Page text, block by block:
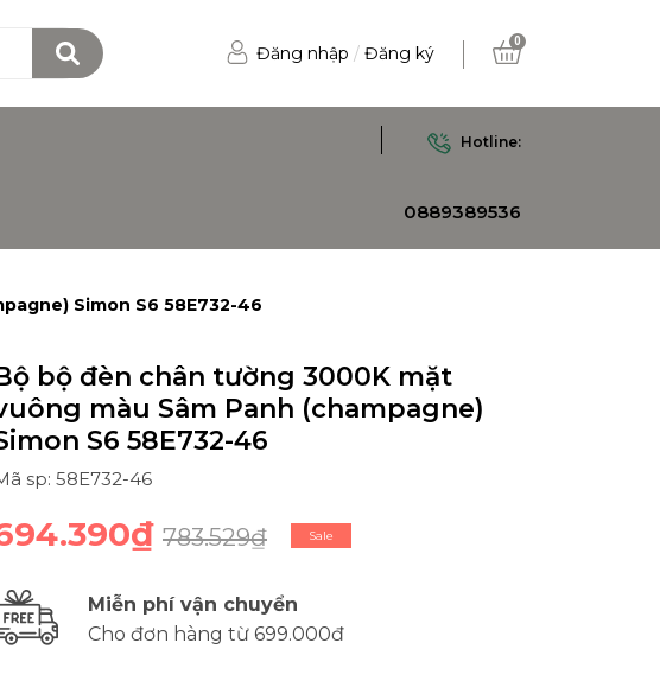
Đăng nhập / Đăng ký
0
Hotline:
0889389536
Simon S6 58E732-46
bộ đèn chân tường 3000K mặt
màu Sâm Panh (champagne)
S6 58E732-46
sp: 58E732-46
783.529₫ Sale
Miễn phí vận chuyển
Cho đơn hàng từ 699.000đ